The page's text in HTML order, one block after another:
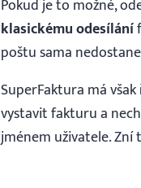
Pokud je to možné,
klasickému odesílání
poštu sama
SuperFaktura má však
vystavit fakturu a
jménem uživatele. Zní